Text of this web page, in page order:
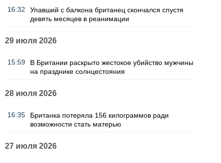
16:32
Упавший с балкона британец скончался спустя
девять месяцев в реанимации
29 июля 2026
15:59
В Британии раскрыто жестокое убийство мужчины
на празднике солнцестояния
28 июля 2026
16:35
Британка потеряла 156 килограммов ради
возможности стать матерью
27 июля 2026